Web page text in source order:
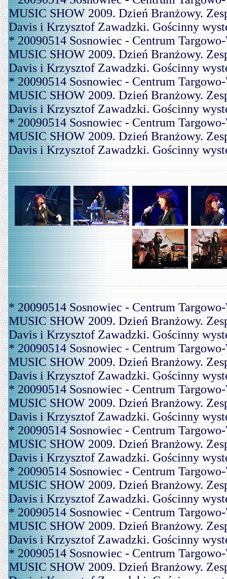
MUSIC SHOW 2009. Dzień Branżowy.
Davis i Krzysztof Zawadzki. Gościnny
* 20090514 Sosnowiec - Centrum
MUSIC SHOW 2009. Dzień Branżowy.
Davis i Krzysztof Zawadzki. Gościnny
* 20090514 Sosnowiec - Centrum
MUSIC SHOW 2009. Dzień Branżowy.
Davis i Krzysztof Zawadzki. Gościnny
* 20090514 Sosnowiec - Centrum
MUSIC SHOW 2009. Dzień Branżowy.
Davis i Krzysztof Zawadzki. Gościnny
* 20090514 Sosnowiec - Centrum
MUSIC SHOW 2009. Dzień Branżowy.
Davis i Krzysztof Zawadzki. Gościnny
* 20090514 Sosnowiec - Centrum
MUSIC SHOW 2009. Dzień Branżowy.
Davis i Krzysztof Zawadzki. Gościnny
* 20090514 Sosnowiec - Centrum
MUSIC SHOW 2009. Dzień Branżowy.
Davis i Krzysztof Zawadzki. Gościnny
* 20090514 Sosnowiec - Centrum
MUSIC SHOW 2009. Dzień Branżowy.
Davis i Krzysztof Zawadzki. Gościnny
* 20090514 Sosnowiec - Centrum
MUSIC SHOW 2009. Dzień Branżowy.
Davis i Krzysztof Zawadzki. Gościnny
* 20090514 Sosnowiec - Centrum
MUSIC SHOW 2009. Dzień Branżowy.
Davis i Krzysztof Zawadzki. Gościnny
* 20090514 Sosnowiec - Centrum
MUSIC SHOW 2009. Dzień Branżowy.